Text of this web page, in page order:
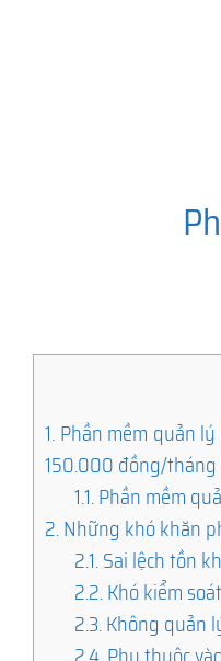
1. Phần mềm quản
150.000 đồng/tháng
1.1.Phần mềm
2.Những khó khăn
2.1.Sai lệch tồn
2.2.Khó kiểm
2.3.Không quản